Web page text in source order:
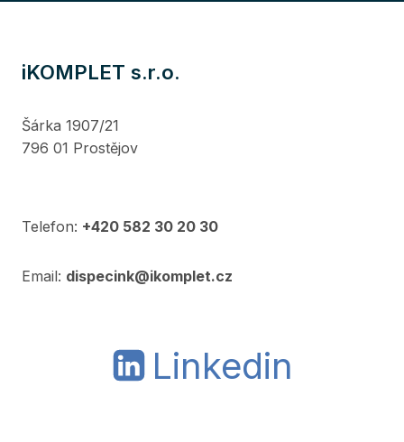
iKOMPLET s.r.o.
Šárka 1907/21
796 01 Prostějov
Telefon: +420 582 30 20 30
Email: dispecink@ikomplet.cz
Linkedin